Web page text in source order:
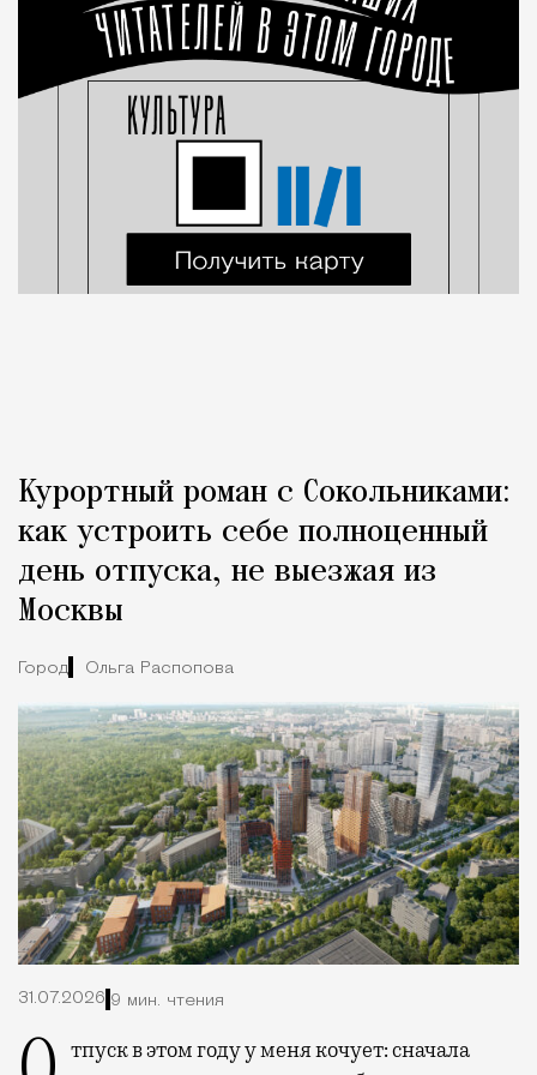
Курортный роман с Сокольниками:
как устроить себе полноценный
день отпуска, не выезжая из
Москвы
Город Ольга Распопова
31.07.2026 9 мин. чтения